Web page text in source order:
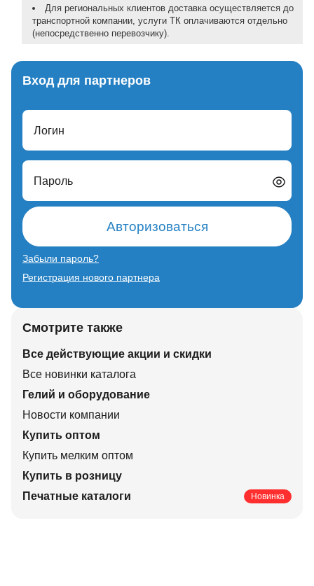
Для региональных клиентов доставка осуществляется до
транспортной компании, услуги ТК оплачиваются отдельно
(непосредственно перевозчику).
Вход для партнеров
Логин
Пароль
Авторизоваться
Забыли пароль?
Регистрация нового партнера
Смотрите также
Все действующие акции и скидки
Все новинки каталога
Гелий и оборудование
Новости компании
Купить оптом
Купить мелким оптом
Купить в розницу
Печатные каталоги
Новинка